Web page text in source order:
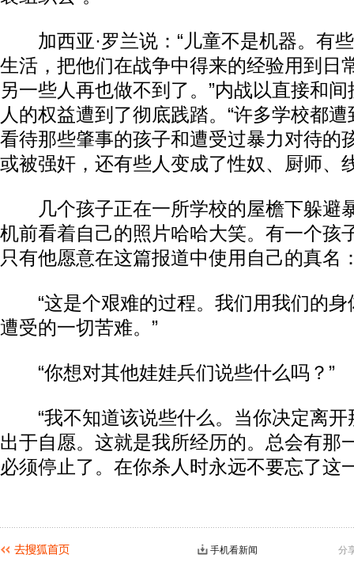
加西亚·罗兰说：“儿童不是机器。有
生活，把他们在战争中得来的经验用到日
另一些人再也做不到了。”内战以直接和
人的权益遭到了彻底践踏。“许多学校都
看待那些肇事的孩子和遭受过暴力对待的
或被强奸，还有些人变成了性奴、厨师、
几个孩子正在一所学校的屋檐下躲避
机前看着自己的照片哈哈大笑。有一个孩
只有他愿意在这篇报道中使用自己的真名
“这是个艰难的过程。我们用我们的身
遭受的一切苦难。”
“你想对其他娃娃兵们说些什么吗？”
“我不知道该说些什么。当你决定离开
出于自愿。这就是我所经历的。总会有那
必须停止了。在你杀人时永远不要忘了这
分
手机看新闻